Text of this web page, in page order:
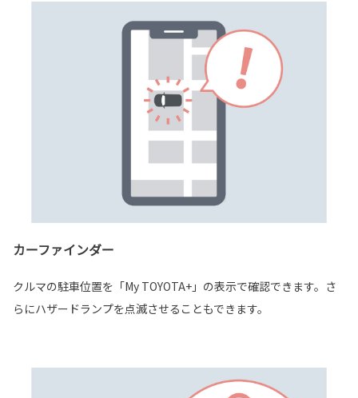
カーファインダー
クルマの駐車位置を「My TOYOTA+」の表示で確認できます。さ
らにハザードランプを点滅させることもできます。